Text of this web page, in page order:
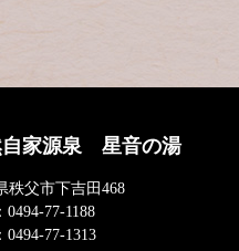
自家源泉 星音の湯
秩父市下吉田468
0494-77-1188
0494-77-1313